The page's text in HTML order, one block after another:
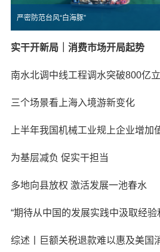
严密防范台风“白海豚”
实干开新局｜消费市场开局起势
南水北调中线工程调水突破800亿
三个场景看上海入境游新变化
上半年我国机械工业规上企业增加
为基层减负 促实干担当
多地向县放权 激活发展一池春水
“期待从中国的发展实践中汲取经验
综述丨巨额关税退款难以惠及美国